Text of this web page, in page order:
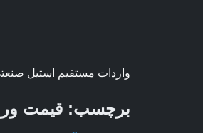
واردات مستقیم استیل
برچسب: قیمت